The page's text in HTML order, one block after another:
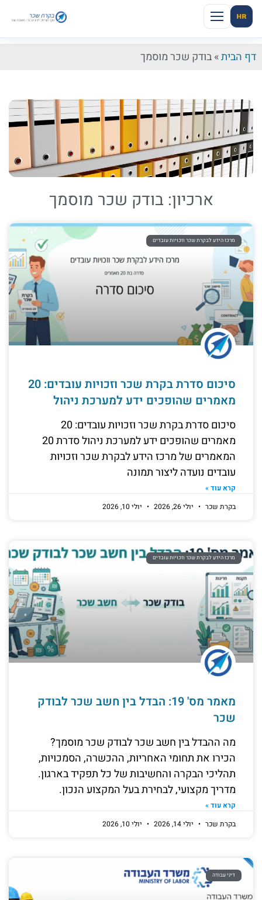
HR
דף הבית»בודק שכר מוסמך
ארכיון: בודק שכר מוסמך
מרכז הידע לבקרת שכר וזכויות עובדים
סיכום סדרת בקרת שכר וזכויות עובדים: 20
מאמרים שהופכים ידע למערכת ניהול
סיכום סדרת בקרת שכר וזכויות עובדים: 20
מאמרים שהופכים ידע למערכת ניהול סדרת 20
המאמרים של מרכז הידע לבקרת שכר וזכויות
עובדים נועדה ליצור תמונה
קרא עוד »
בקרת שכר
יולי 26, 2026 יולי 10, 2026
מרכז הידע לבקרת שכר וזכויות עובדים
מאמר מס' 19: הבדל בין חשב שכר לבודק
שכר
מה ההבדל בין חשב שכר לבודק שכר מוסמך?
הכירו את תחומי האחריות, ההכשרה, הסמכויות,
תהליכי הבקרה והחשיבות של כל תפקיד בארגון.
מדריך מקצועי, לבחירת בעל המקצוע הנכון.
קרא עוד »
בקרת שכר
יולי 14, 2026 יולי 10, 2026
דיני עבודה